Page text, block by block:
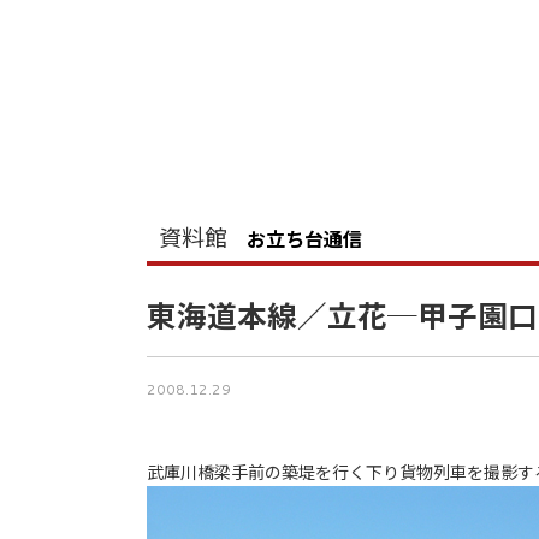
資料館 お立ち台通信
東海道本線／立花─甲子園口
2008.12.29
武庫川橋梁手前の築堤を行く下り貨物列車を撮影す